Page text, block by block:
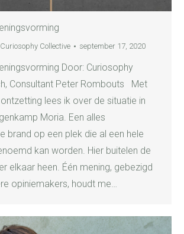
Collective september 17, 2020
Door: Curiosophy
Consultant Peter Rombouts Met
lees ik over de situatie in
Moria. Een alles
brand op een plek die al een hele
kan worden. Hier buitelen de
elkaar heen. Één mening, gebezigd
opiniemakers, houdt me…